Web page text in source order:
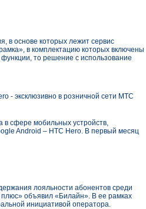
в основе которых лежит сервис
в комплектацию которых включены
то решение с использование
- эксклюзивно в розничной сети МТС
сфере мобильных устройств,
Android – HTC Hero. В первый месяц
лояльности абонентов среди
плюс» объявил «Билайн». В ее рамках
инициативой оператора.